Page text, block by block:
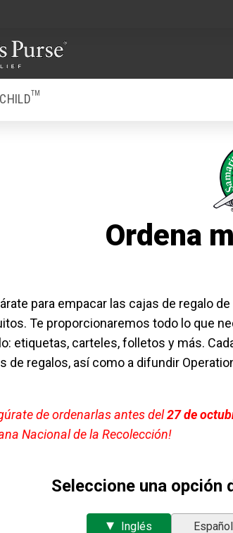
TM
Ordena
para empacar las cajas de regalo
Te proporcionaremos todo lo que
etiquetas, carteles, folletos y más.
de regalos, así como a difundir
de ordenarlas antes del27 de
Nacional de la Recolección!
Seleccione una opción
Inglés Español